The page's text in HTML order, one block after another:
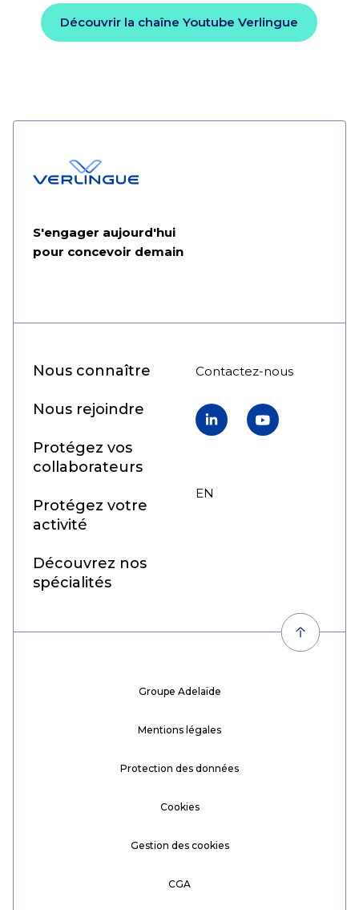
Découvrir la chaîne Youtube Verlingue
S'engager aujourd'hui
pour concevoir demain
Nous connaître
Nous rejoindre
Protégez vos
collaborateurs
Protégez votre
activité
Découvrez nos
spécialités
Contactez-nous
LinkedInYouTube
FR
EN
Groupe Adelaïde
Mentions légales
Protection des données
Cookies
Gestion des cookies
CGA